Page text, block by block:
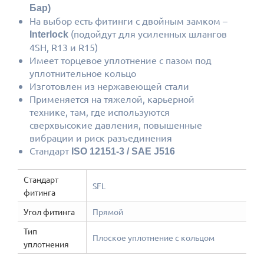
Бар)
На выбор есть фитинги с двойным замком –
Interlock (подойдут для усиленных шлангов
4SH, R13 и R15)
Имеет торцевое уплотнение с пазом под
уплотнительное кольцо
Изготовлен из нержавеющей стали
Применяется на тяжелой, карьерной
технике, там, где используются
сверхвысокие давления, повышенные
вибрации и риск разъединения
Стандарт ISO 12151-3 / SAE J516
Стандарт
фитинга
SFL
Угол фитинга
Прямой
Тип
уплотнения
Плоское уплотнение с кольцом